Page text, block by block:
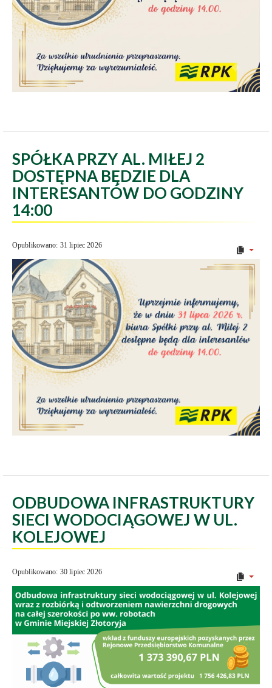
SPÓŁKA PRZY AL. MIŁEJ 2
DOSTĘPNA BĘDZIE DLA
INTERESANTÓW DO GODZINY
14:00
Opublikowano: 31 lipiec 2026
ODBUDOWA INFRASTRUKTURY
SIECI WODOCIĄGOWEJ W UL.
KOLEJOWEJ
Opublikowano: 30 lipiec 2026